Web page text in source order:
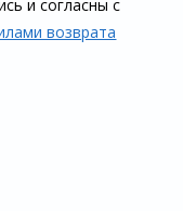
и согласны с
воз­врата